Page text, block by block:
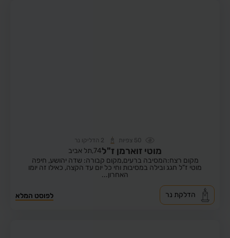
50 צפיות 2 הדליקו נר
מוטי זוארמן ז"ל74, תל אביב
מקום רצח:המסיבה ברעים,מקום קבורה: שדה יהושע, חיפה
מוטי ז"ל חגג ובילה במסיבות וחי כל יום עד הקצה, כאילו זה יומו
האחרון...
לפוסט המלא הדלקת נר